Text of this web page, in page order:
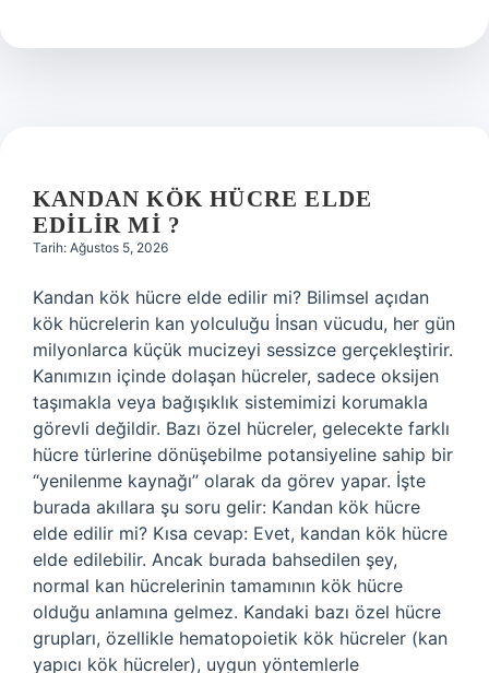
?
KANDAN KÖK HÜCRE ELDE
EDILIR MI ?
Tarih: Ağustos 5, 2026
Kandan kök hücre elde edilir mi? Bilimsel açıdan
kök hücrelerin kan yolculuğu İnsan vücudu, her gün
milyonlarca küçük mucizeyi sessizce gerçekleştirir.
Kanımızın içinde dolaşan hücreler, sadece oksijen
taşımakla veya bağışıklık sistemimizi korumakla
görevli değildir. Bazı özel hücreler, gelecekte farklı
hücre türlerine dönüşebilme potansiyeline sahip bir
“yenilenme kaynağı” olarak da görev yapar. İşte
burada akıllara şu soru gelir: Kandan kök hücre
elde edilir mi? Kısa cevap: Evet, kandan kök hücre
elde edilebilir. Ancak burada bahsedilen şey,
normal kan hücrelerinin tamamının kök hücre
olduğu anlamına gelmez. Kandaki bazı özel hücre
grupları, özellikle hematopoietik kök hücreler (kan
yapıcı kök hücreler), uygun yöntemlerle